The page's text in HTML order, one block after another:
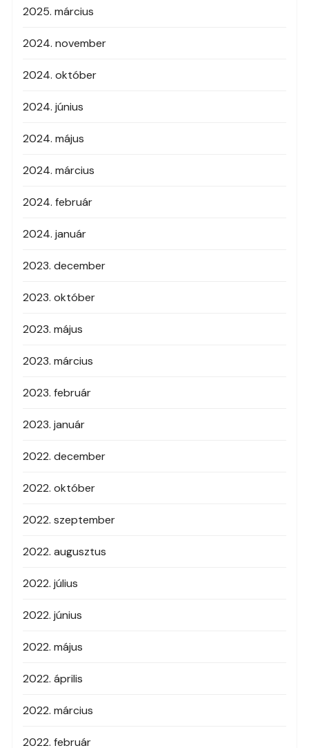
2025. március
2024. november
2024. október
2024. június
2024. május
2024. március
2024. február
2024. január
2023. december
2023. október
2023. május
2023. március
2023. február
2023. január
2022. december
2022. október
2022. szeptember
2022. augusztus
2022. július
2022. június
2022. május
2022. április
2022. március
2022. február